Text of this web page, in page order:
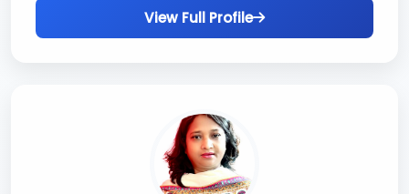
View Full Profile